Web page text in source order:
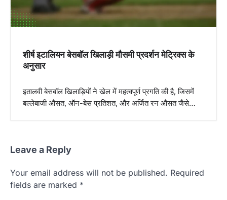
i
o
शीर्ष इटालियन बेसबॉल खिलाड़ी मौसमी प्रदर्शन मेट्रिक्स के
अनुसार
इतालवी बेसबॉल खिलाड़ियों ने खेल में महत्वपूर्ण प्रगति की है, जिसमें
बल्लेबाजी औसत, ऑन-बेस प्रतिशत, और अर्जित रन औसत जैसे…
Leave a Reply
Your email address will not be published. Required
fields are marked *